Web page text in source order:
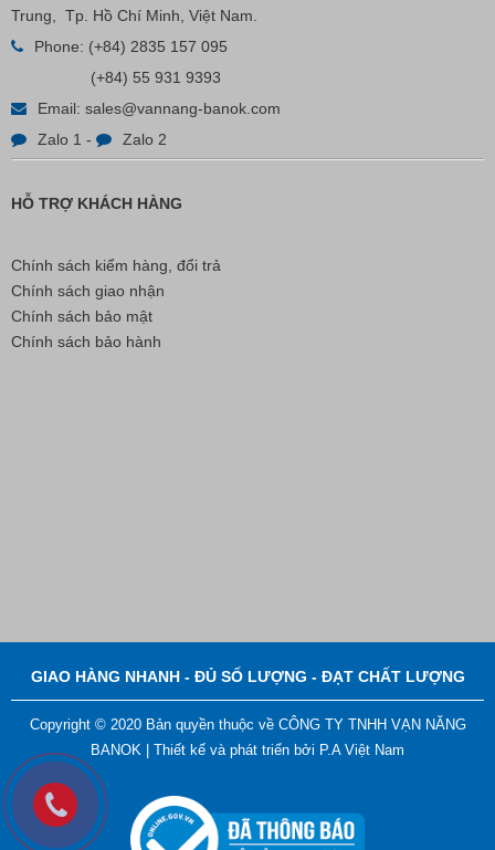
Trung, Tp. Hồ Chí Minh, Việt Nam.
Phone: (+84) 2835 157 095
(+84) 55 931 9393
Email: sales@vannang-banok.com
Zalo 1 - Zalo 2
HỖ TRỢ KHÁCH HÀNG
Chính sách kiểm hàng, đổi trả
Chính sách giao nhận
Chính sách bảo mật
Chính sách bảo hành
GIAO HÀNG NHANH - ĐỦ SỐ LƯỢNG - ĐẠT CHẤT LƯỢNG
Copyright © 2020 Bản quyền thuộc về CÔNG TY TNHH VẠN NĂNG
BANOK | Thiết kế và phát triển bởi P.A Việt Nam